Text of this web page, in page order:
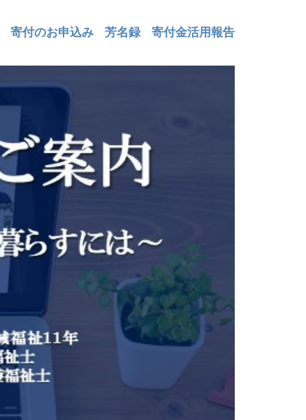
寄付のお申込み 芳名録 寄付金活用報告